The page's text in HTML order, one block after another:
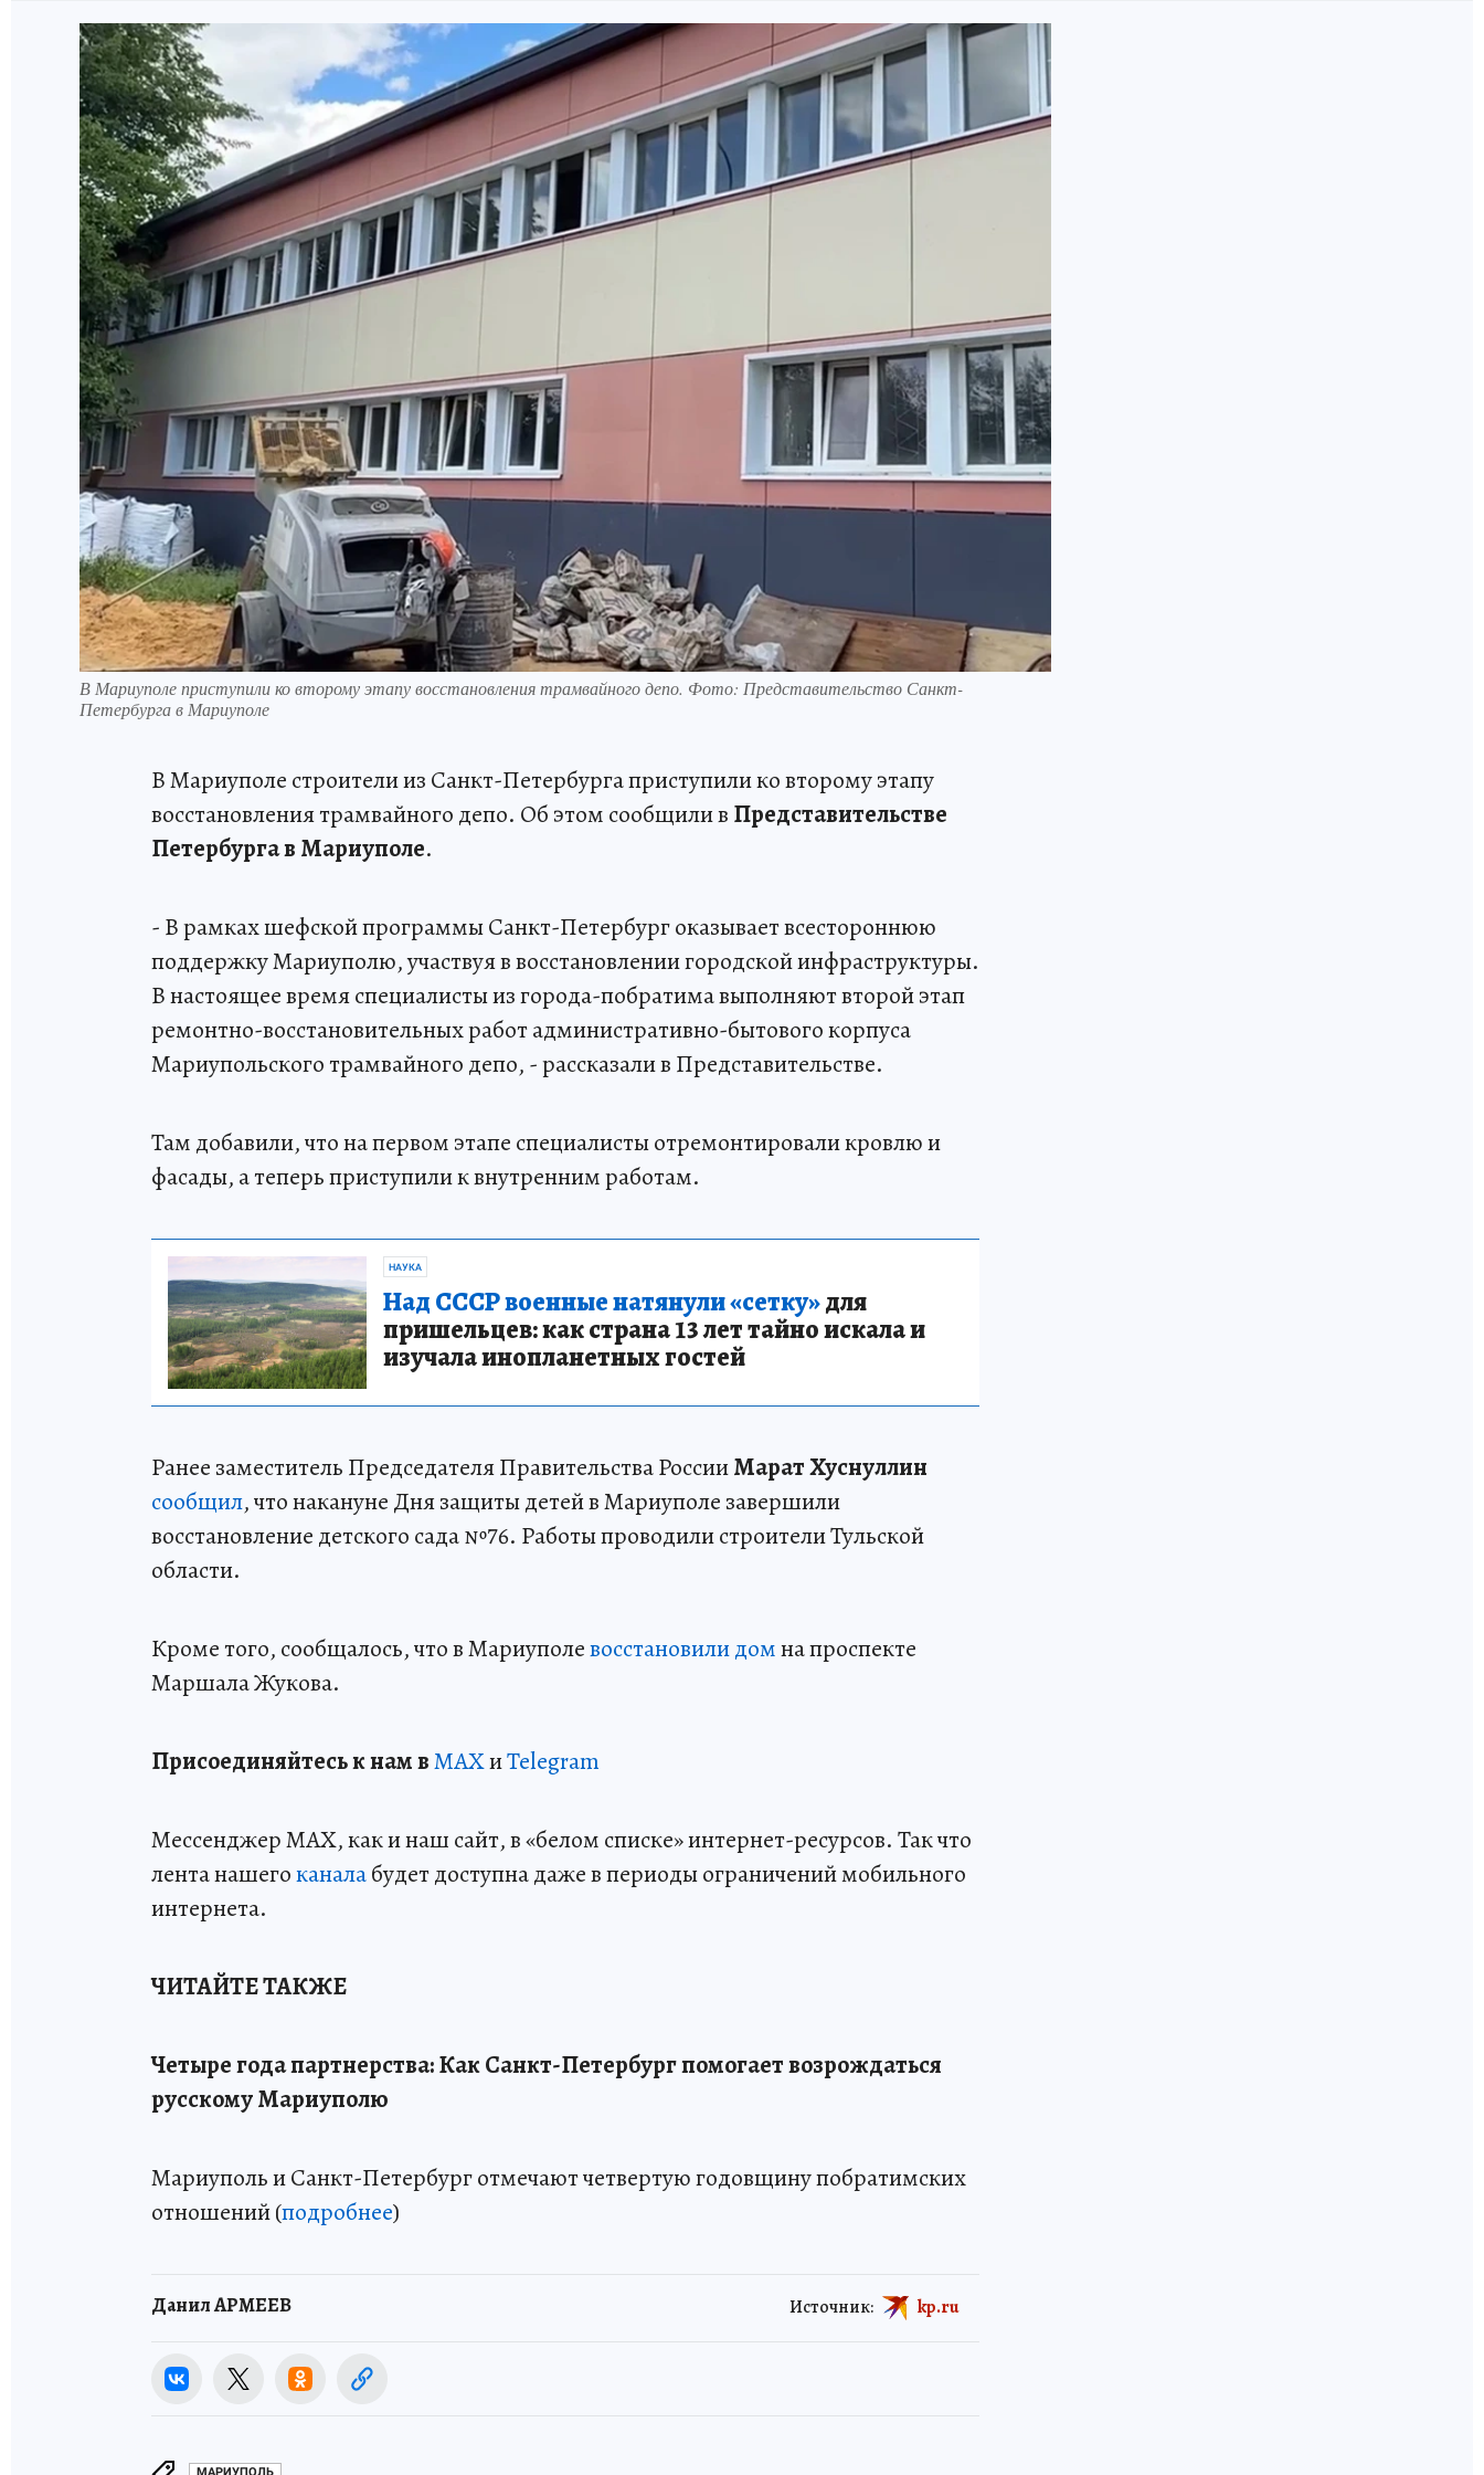
В Мариуполе приступили ко второму этапу восстановления трамвайного депо. Фото: Представительство Санкт-
Петербурга в Мариуполе
В Мариуполе строители из Санкт-Петербурга приступили ко второму этапу
восстановления трамвайного депо. Об этом сообщили в Представительстве
Петербурга в Мариуполе.
- В рамках шефской программы Санкт-Петербург оказывает всестороннюю
поддержку Мариуполю, участвуя в восстановлении городской инфраструктуры.
В настоящее время специалисты из города-побратима выполняют второй этап
ремонтно-восстановительных работ административно-бытового корпуса
Мариупольского трамвайного депо, - рассказали в Представительстве.
Там добавили, что на первом этапе специалисты отремонтировали кровлю и
фасады, а теперь приступили к внутренним работам.
НАУКА
Над СССР военные натянули «сетку»для
пришельцев: как страна 13 лет тайно искала и
изучала инопланетных гостей
Ранее заместитель Председателя Правительства РоссииМарат Хуснуллин
сообщил, что накануне Дня защиты детей в Мариуполе завершили
восстановление детского сада №76. Работы проводили строители Тульской
области.
Кроме того, сообщалось, что в Мариуполевосстановили домна проспекте
Маршала Жукова.
Присоединяйтесь к нам вMAXиTelegram
Мессенджер MAX, как и наш сайт, в «белом списке» интернет-ресурсов. Так что
лента нашегоканалабудет доступна даже в периоды ограничений мобильного
интернета.
ЧИТАЙТЕ ТАКЖЕ
Четыре года партнерства: Как Санкт-Петербург помогает возрождаться
русскому Мариуполю
Мариуполь и Санкт-Петербург отмечают четвертую годовщину побратимских
отношений (подробнее)
Данил АРМЕЕВ Источник: kp.ru